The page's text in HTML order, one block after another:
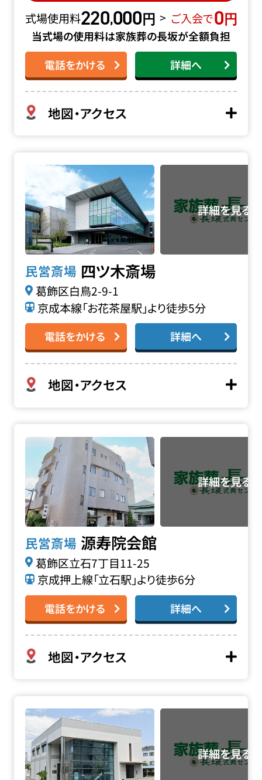
式場使用料220,000円 > ご入会で0円
当式場の使用料は家族葬の長坂が全額負担
電話をかける
詳細へ
地図・アクセス
民営斎場 四ツ木斎場
葛飾区白鳥2-9-1
京成本線「お花茶屋駅」より徒歩5分
電話をかける 詳細へ
地図・アクセス
四ツ木斎場の詳細へ
民営斎場 源寿院会館
葛飾区立石7丁目11-25
京成押上線「立石駅」より徒歩6分
電話をかける 詳細へ
地図・アクセス
妙源寺 正覚会館の詳細へ